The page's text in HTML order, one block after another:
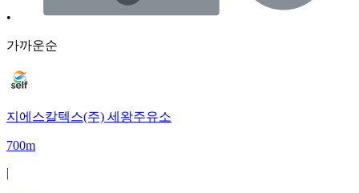
•
가까운순
지에스칼텍스(주) 세왕주유소
700m
|